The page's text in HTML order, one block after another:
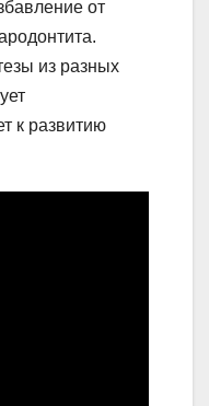
от
из разных
к развитию